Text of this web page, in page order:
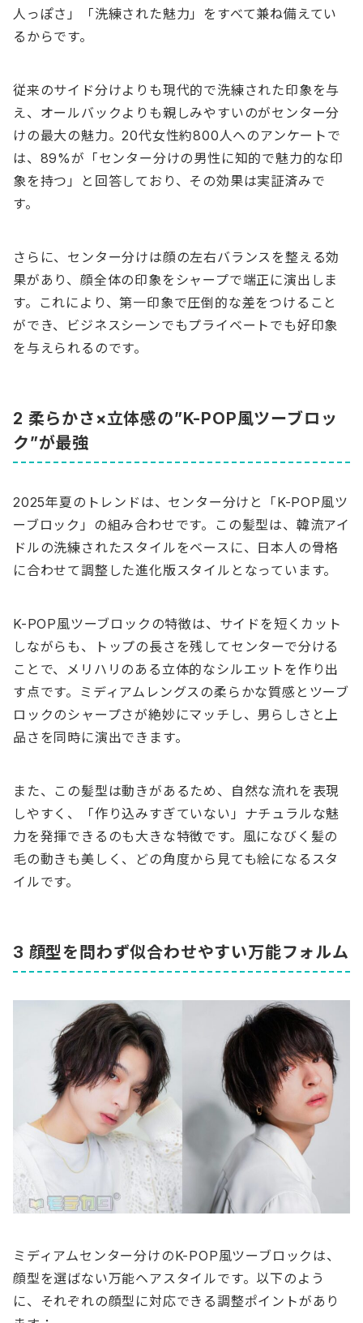
人っぽさ」「洗練された魅力」をすべて兼ね備えてい
るからです。
従来のサイド分けよりも現代的で洗練された印象を与
え、オールバックよりも親しみやすいのがセンター分
けの最大の魅力。20代女性約800人へのアンケートで
は、89%が「センター分けの男性に知的で魅力的な印
象を持つ」と回答しており、その効果は実証済みで
す。
さらに、センター分けは顔の左右バランスを整える効
果があり、顔全体の印象をシャープで端正に演出しま
す。これにより、第一印象で圧倒的な差をつけること
ができ、ビジネスシーンでもプライベートでも好印象
を与えられるのです。
2 柔らかさ×立体感の”K-POP風ツーブロッ
ク”が最強
2025年夏のトレンドは、センター分けと「K-POP風ツ
ーブロック」の組み合わせです。この髪型は、韓流アイ
ドルの洗練されたスタイルをベースに、日本人の骨格
に合わせて調整した進化版スタイルとなっています。
K-POP風ツーブロックの特徴は、サイドを短くカット
しながらも、トップの長さを残してセンターで分ける
ことで、メリハリのある立体的なシルエットを作り出
す点です。ミディアムレングスの柔らかな質感とツーブ
ロックのシャープさが絶妙にマッチし、男らしさと上
品さを同時に演出できます。
また、この髪型は動きがあるため、自然な流れを表現
しやすく、「作り込みすぎていない」ナチュラルな魅
力を発揮できるのも大きな特徴です。風になびく髪の
毛の動きも美しく、どの角度から見ても絵になるスタ
イルです。
3 顔型を問わず似合わせやすい万能フォルム
ミディアムセンター分けのK-POP風ツーブロックは、
顔型を選ばない万能ヘアスタイルです。以下のよう
に、それぞれの顔型に対応できる調整ポイントがあり